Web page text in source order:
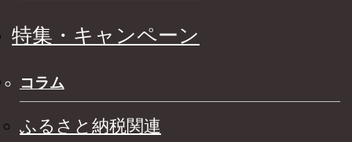
特集・キャンペーン
コラム
ふるさと納税関連